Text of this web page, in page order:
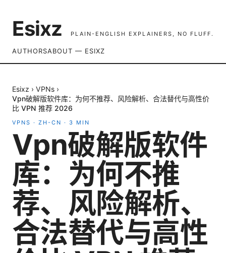
Esixz PLAIN-ENGLISH EXPLAINERS, NO FLUFF.
AUTHORSABOUT — ESIXZ
Esixz › VPNs ›
Vpn破解版软件库：为何不推荐、风险解析、合法替代与高性价
比 VPN 推荐 2026
VPNS · ZH-CN · 3 MIN
Vpn破解版软件
库：为何不推
荐、风险解析、
合法替代与高性